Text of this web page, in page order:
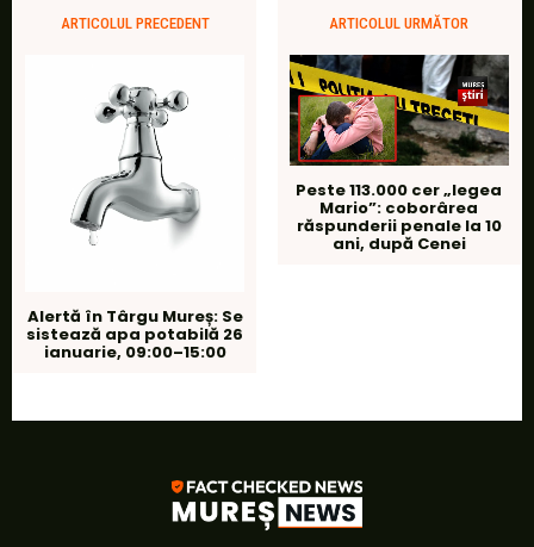
ARTICOLUL PRECEDENT
Alertă în Târgu Mureș: Se
sistează apa potabilă 26
ianuarie, 09:00–15:00
ARTICOLUL URMĂTOR
Peste 113.000 cer „legea
Mario”: coborârea
răspunderii penale la 10
ani, după Cenei